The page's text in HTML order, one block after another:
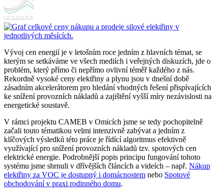
Vývoj cen energií je v letošním roce jedním z hlavních témat, se
kterým se setkáváme ve všech mediích i veřejných diskuzích, jde o
problém, který přímo či nepřímo ovlivní téměř každého z nás.
Rekordně vysoké ceny elektřiny a plynu jsou v dnešní době
zásadním akcelerátorem pro hledání vhodných řešení přispívajících
ke snížení provozních nákladů a zajištění vyšší míry nezávislosti na
energetické soustavě.
V rámci projektu CAMEB v Omicích jsme se tedy pochopitelně
začali touto tématikou velmi intenzivně zabývat a jedním z
klíčových výsledků této práce je řídící algoritmus efektivně
využívající pro snížení provozních nákladů tzv. spotových cen
elektrické energie. Podrobnější popis principu fungování tohoto
systému jsme shrnuli v dřívějších článcích a videích – např. Nákup
elektřiny za VOC je dostupný i domácnostem nebo Spotové
obchodování v praxi rodinného domu.